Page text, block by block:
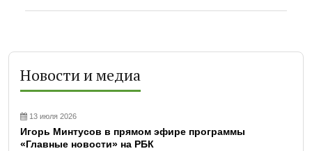
Новости и медиа
13 июля 2026
Игорь Минтусов в прямом эфире программы
«Главные новости» на РБК